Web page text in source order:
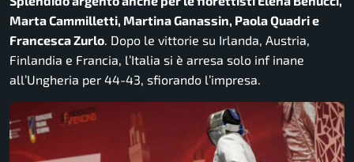
Marta Cammilletti, Martina Ganassin, Paola Quadri e
Francesca Zurlo . Dopo le vittorie su Irlanda, Austria,
Finlandia e Francia, l’Italia si è arresa solo inf inane
all’Ungheria per 44-43, sfiorando l’impresa.